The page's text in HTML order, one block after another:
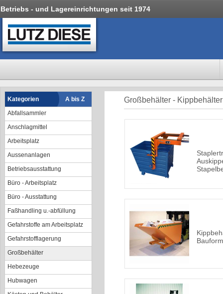
Betriebs - und Lagereinrichtungen seit 1974
Kategorien
A bis Z
Abfallsammler
Anschlagmittel
Arbeitsplatz
Aussenanlagen
Betriebsausstattung
Büro - Arbeitsplatz
Büro - Ausstattung
Faßhandling u.-abfüllung
Gefahrstoffe am Arbeitsplatz
Gefahrstofflagerung
Großbehälter
Hebezeuge
Hubwagen
Großbehälter - Kippbehälter